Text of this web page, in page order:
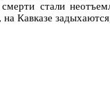
стали
Кавказе